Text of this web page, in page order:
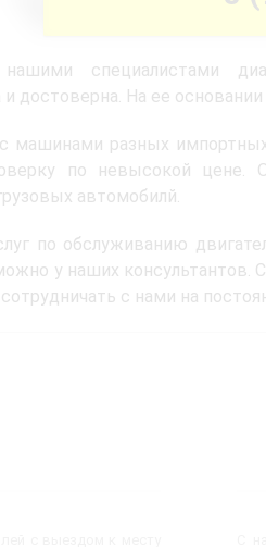
нашими специалистами
достоверна. На ее
машинами разных
по невысокой
автомобилй.
по обслуживанию
у наших
с нами на